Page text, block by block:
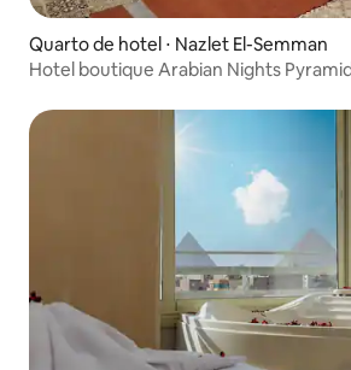
Quarto de hotel ⋅ Nazlet El-Semman
Hotel boutique Arabian Nights